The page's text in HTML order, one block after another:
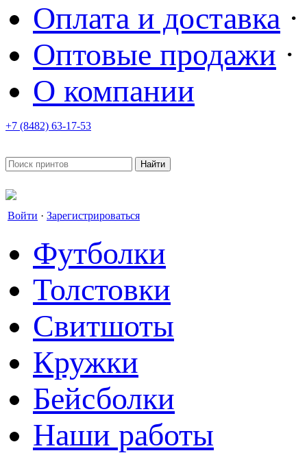
Оплата и доставка ·
Оптовые продажи ·
О компании
+7 (8482) 63-17-53
Войти · Зарегистрироваться
Футболки
Толстовки
Свитшоты
Кружки
Бейсболки
Наши работы